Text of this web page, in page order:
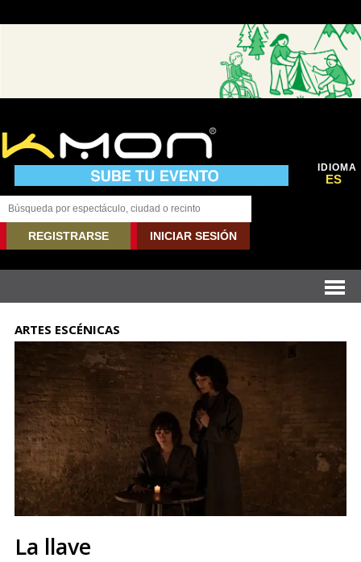
IDIOMA
ES
REGISTRARSE INICIAR SESIÓN
ARTES ESCÉNICAS
La llave